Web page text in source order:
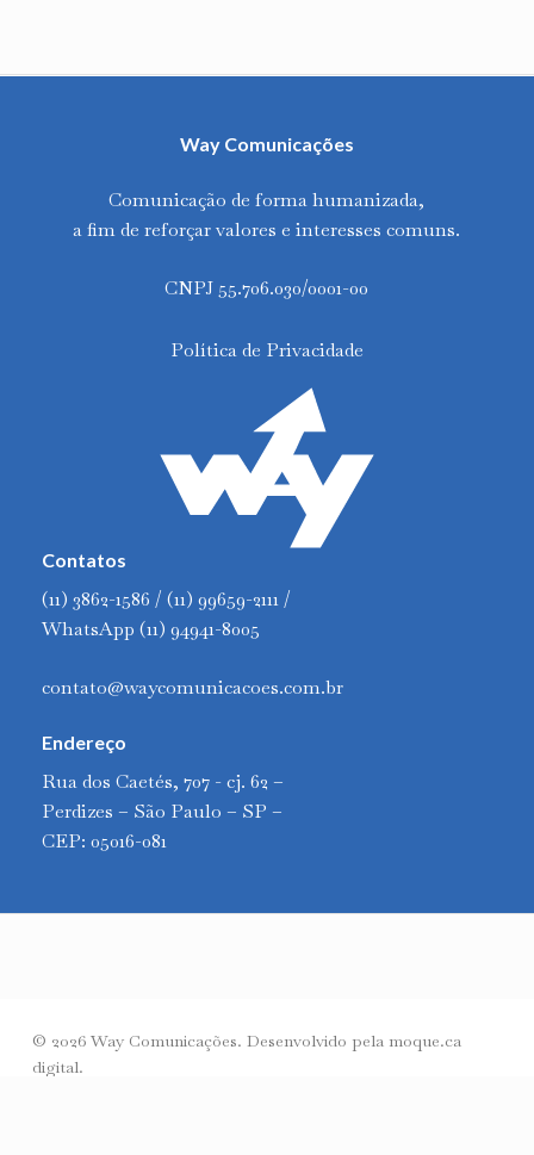
Way Comunicações
Comunicação de forma humanizada,
a fim de reforçar valores e interesses comuns.
CNPJ 55.706.030/0001-00
Política de Privacidade
Contatos
(11) 3862-1586 / (11) 99659-2111 /
WhatsApp (11) 94941-8005
contato@waycomunicacoes.com.br
Endereço
Rua dos Caetés, 707 - cj. 62 –
Perdizes – São Paulo – SP –
CEP: 05016-081
© 2026 Way Comunicações. Desenvolvido pela moque.ca
digital.